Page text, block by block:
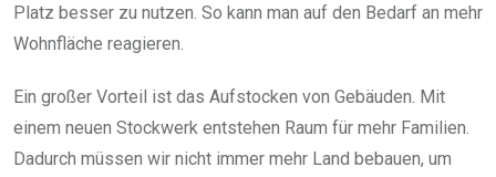
Platz besser zu nutzen. So kann man auf den Bedarf an mehr
Wohnfläche reagieren.
Ein großer Vorteil ist das Aufstocken von Gebäuden. Mit
einem neuen Stockwerk entstehen Raum für mehr Familien.
Dadurch müssen wir nicht immer mehr Land bebauen, um